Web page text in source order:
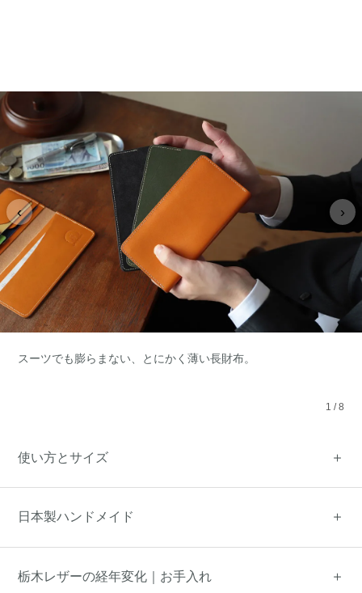
‹ ›
スーツでも膨らまない、とにかく薄い長財布。
1 /8
使い方とサイズ
日本製ハンドメイド
栃木レザーの経年変化｜お手入れ